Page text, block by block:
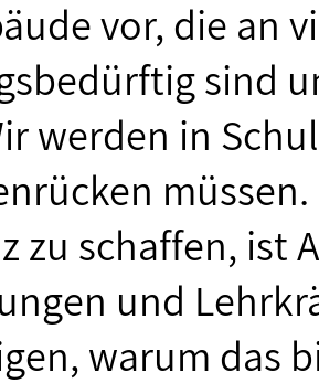
vor, die an
sind
werden in
zu schaffen, ist
und
warum das